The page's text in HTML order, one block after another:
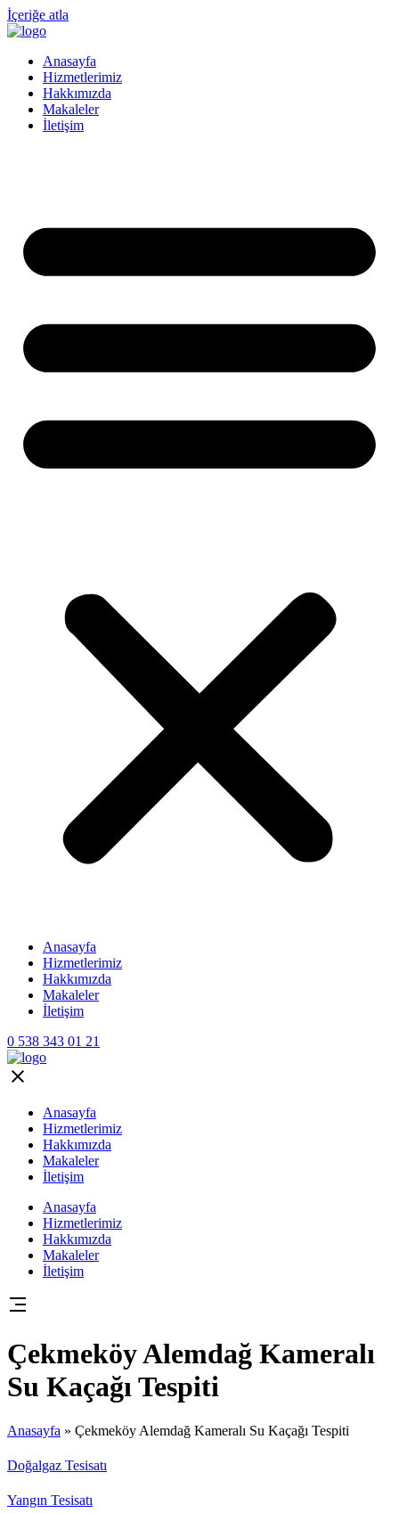
İçeriğe atla
Anasayfa
Hizmetlerimiz
Hakkımızda
Makaleler
İletişim
Anasayfa
Hizmetlerimiz
Hakkımızda
Makaleler
İletişim
0 538 343 01 21
Anasayfa
Hizmetlerimiz
Hakkımızda
Makaleler
İletişim
Anasayfa
Hizmetlerimiz
Hakkımızda
Makaleler
İletişim
Çekmeköy Alemdağ Kameralı
Su Kaçağı Tespiti
Anasayfa » Çekmeköy Alemdağ Kameralı Su Kaçağı Tespiti
Doğalgaz Tesisatı
Yangın Tesisatı